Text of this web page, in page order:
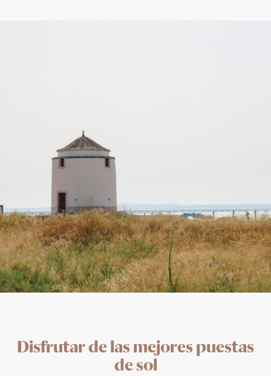
Disfrutar de las mejores puestas
de sol